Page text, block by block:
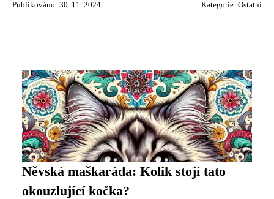
Publikováno: 30. 11. 2024 Kategorie: Ostatní
Něvská maškaráda: Kolik stojí tato
okouzlující kočka?